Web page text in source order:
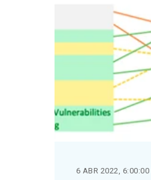
6 ABR 2022, 6:00:00